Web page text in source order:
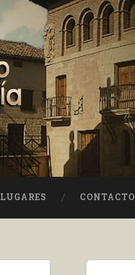
LUGARES CONTACTO